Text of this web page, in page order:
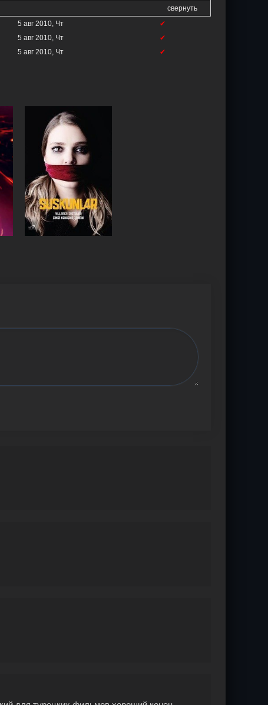
свернуть
5 авг 2010, Чт
✔
5 авг 2010, Чт
✔
5 авг 2010, Чт ✔